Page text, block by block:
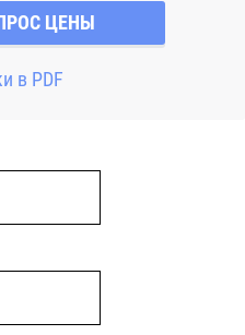
имеют с обеих сторон
нитрильного каучука
частот вращения. Также
ЦЕНЫ
в PDF